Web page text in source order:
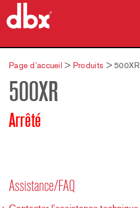
Produits
Études de cas
Où acheter
Page d’accueil > Produits >500XR
500XR
Arrêté
Assistance/FAQ